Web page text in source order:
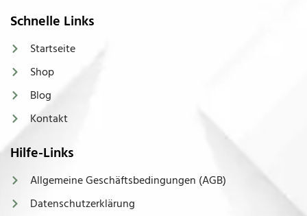
Schnelle Links
Startseite
Shop
Blog
Kontakt
Hilfe-Links
Allgemeine Geschäftsbedingungen (AGB)
Datenschutzerklärung